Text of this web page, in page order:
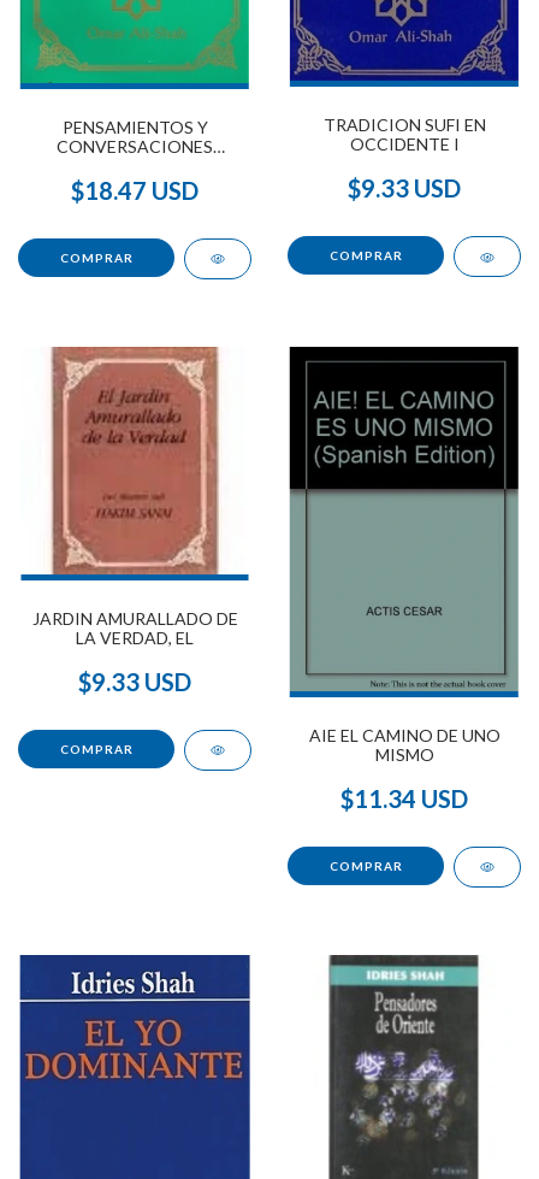
PENSAMIENTOS Y
CONVERSACIONES
$18.47 USD
TRADICION SUFI EN
OCCIDENTE I
$9.33 USD
JARDIN AMURALLADO DE
LA VERDAD, EL
$9.33 USD
AIE EL CAMINO DE UNO
MISMO
$11.34 USD